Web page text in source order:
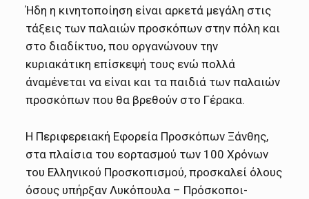
Ήδη η κινητοποίηση είναι αρκετά μεγάλη στις
τάξεις των παλαιών προσκόπων στην πόλη και
στο διαδίκτυο, που οργανώνουν την
κυριακάτικη επίσκεψή τους ενώ πολλά
άναμένεται να είναι και τα παιδιά των παλαιών
προσκόπων που θα βρεθούν στο Γέρακα.
Η Περιφερειακή Εφορεία Προσκόπων Ξάνθης,
στα πλαίσια του εορτασμού των 100 Χρόνων
του Ελληνικού Προσκοπισμού, προσκαλεί όλους
όσους υπήρξαν Λυκόπουλα – Πρόσκοποι-